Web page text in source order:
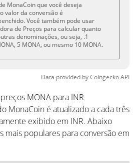
MonaCoin que você deseja
valor da conversão é
Você também pode usar
de Preços para calcular quanto
denominações, ou seja, .1
5 MONA, ou mesmo 10 MONA.
Data provided byCoingeckoAPI
MONA para INR
MonaCoin é atualizado a cada três
exibido em INR. Abaixo
mais populares para conversão em